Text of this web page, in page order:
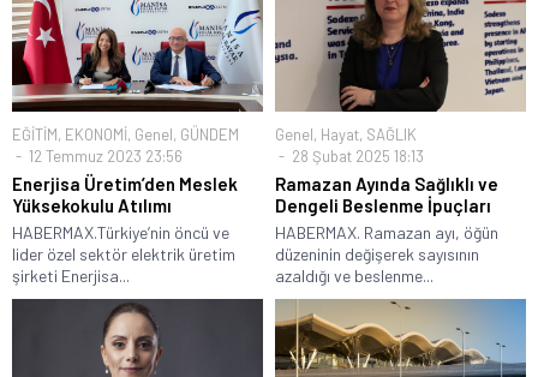
EĞİTİM, EKONOMİ, Genel, GÜNDEM
12 Temmuz 2023 23:56
Enerjisa Üretim’den Meslek
Yüksekokulu Atılımı
HABERMAX.Türkiye’nin öncü ve
lider özel sektör elektrik üretim
şirketi Enerjisa...
Genel, Hayat, SAĞLIK
28 Şubat 2025 18:13
Ramazan Ayında Sağlıklı ve
Dengeli Beslenme İpuçları
HABERMAX. Ramazan ayı, öğün
düzeninin değişerek sayısının
azaldığı ve beslenme...